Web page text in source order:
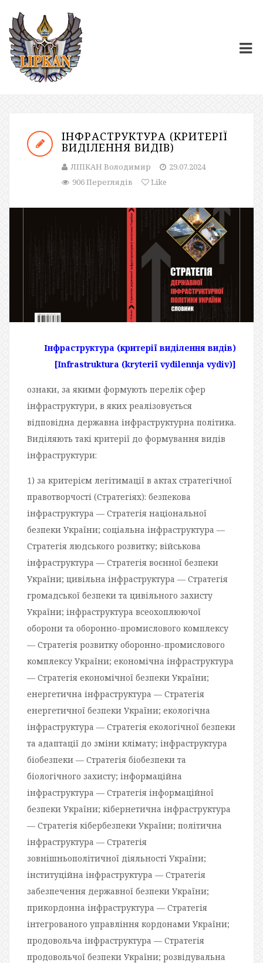
ІНФРАСТРУКТУРА (КРИТЕРІЇ
ВИДІЛЕННЯ ВИДІВ)
ЛІПКАН Володимир
29.07.2024
906 Переглядів
Like
Інфраструктура (критерії виділення видів)
[Infrastruktura (kryteriї vydilennja vydiv)]
ознаки, за якими формують перелік сфер
інфраструктури, в яких реалізовується
відповідна державна інфраструктурна політика.
Виділяють такі критерії до формування видів
інфраструктури:
1) за критерієм легітимації в актах стратегічної
правотворчості (Стратегіях): безпекова
інфраструктура — Стратегія національної
безпеки України; соціальна інфраструктура —
Стратегія людського розвитку; військова
інфраструктура — Стратегія воєнної безпеки
України; цивільна інфраструктура — Стратегія
громадської безпеки та цивільного захисту
України; інфраструктура всеохоплюючої
оборони та оборонно-промислового комплексу
— Стратегія розвитку оборонно-промислового
комплексу України; економічна інфраструктура
— Стратегія економічної безпеки України;
енергетична інфраструктура — Стратегія
енергетичної безпеки України; екологічна
інфраструктура — Стратегія екологічної безпеки
та адаптації до зміни клімату; інфраструктура
біобезпеки — Стратегія біобезпеки та
біологічного захисту; інформаційна
інфраструктура — Стратегія інформаційної
безпеки України; кібернетична інфраструктура
— Стратегія кібербезпеки України; політична
інфраструктура — Стратегія
зовнішньополітичної діяльності України;
інституційна інфраструктура — Стратегія
забезпечення державної безпеки України;
прикордонна інфраструктура — Стратегія
інтегрованого управління кордонами України;
продовольча інфраструктура — Стратегія
продовольчої безпеки України; розвідувальна